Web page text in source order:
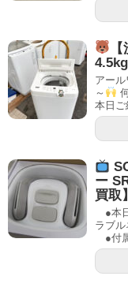
アー
～
本日ご
ー
買取】
●本
ラブ
●付